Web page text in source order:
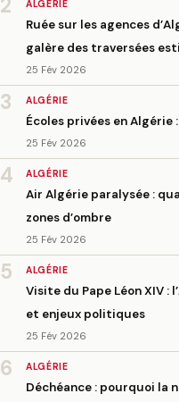
2 ALGÉRIE
Ruée sur les agences
galère des traversées
25 Fév 2026
3 ALGÉRIE
Écoles privées en Algérie
25 Fév 2026
4 ALGÉRIE
Air Algérie paralysée :
zones d’ombre
25 Fév 2026
5 ALGÉRIE
Visite du Pape Léon XIV
et enjeux politiques
25 Fév 2026
6 ALGÉRIE
Déchéance : pourquoi la